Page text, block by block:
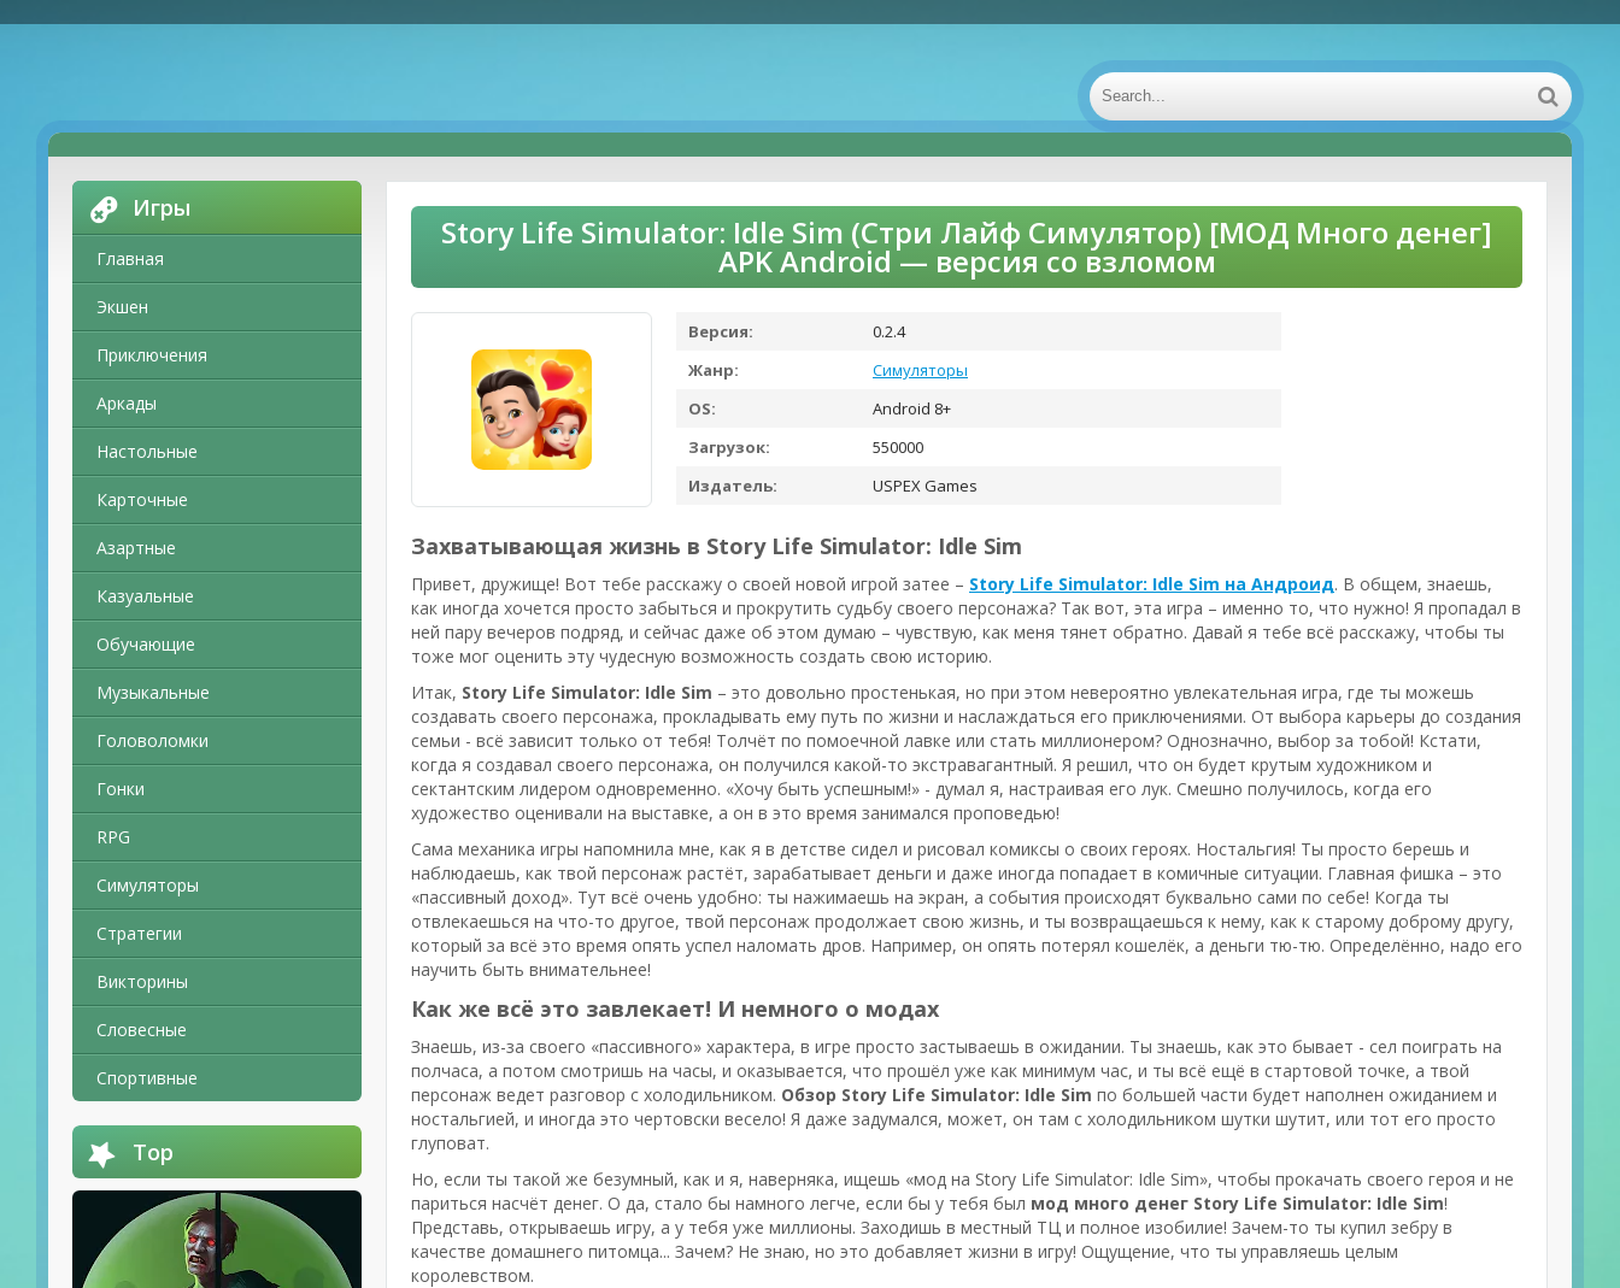
Игры
Главная
Экшен
Приключения
Аркады
Настольные
Карточные
Азартные
Казуальные
Обучающие
Музыкальные
Головоломки
Гонки
RPG
Симуляторы
Стратегии
Викторины
Словесные
Спортивные
Top
Story Life Simulator: Idle Sim (Стри Лайф Симулятор) [МОД Много денег]
APK Android — версия со взломом
Версия:
0.2.4
Жанр:
Симуляторы
OS:
Android 8+
Загрузок:
550000
Издатель:
USPEX Games
Захватывающая жизнь в Story Life Simulator: Idle Sim
Привет, дружище! Вот тебе расскажу о своей новой игрой затее – Story Life Simulator: Idle Sim на Андроид. В общем, знаешь,
как иногда хочется просто забыться и прокрутить судьбу своего персонажа? Так вот, эта игра – именно то, что нужно! Я пропадал в
ней пару вечеров подряд, и сейчас даже об этом думаю – чувствую, как меня тянет обратно. Давай я тебе всё расскажу, чтобы ты
тоже мог оценить эту чудесную возможность создать свою историю.
Итак, Story Life Simulator: Idle Sim – это довольно простенькая, но при этом невероятно увлекательная игра, где ты можешь
создавать своего персонажа, прокладывать ему путь по жизни и наслаждаться его приключениями. От выбора карьеры до создания
семьи - всё зависит только от тебя! Толчёт по помоечной лавке или стать миллионером? Однозначно, выбор за тобой! Кстати,
когда я создавал своего персонажа, он получился какой-то экстравагантный. Я решил, что он будет крутым художником и
сектантским лидером одновременно. «Хочу быть успешным!» - думал я, настраивая его лук. Смешно получилось, когда его
художество оценивали на выставке, а он в это время занимался проповедью!
Сама механика игры напомнила мне, как я в детстве сидел и рисовал комиксы о своих героях. Ностальгия! Ты просто берешь и
наблюдаешь, как твой персонаж растёт, зарабатывает деньги и даже иногда попадает в комичные ситуации. Главная фишка – это
«пассивный доход». Тут всё очень удобно: ты нажимаешь на экран, а события происходят буквально сами по себе! Когда ты
отвлекаешься на что-то другое, твой персонаж продолжает свою жизнь, и ты возвращаешься к нему, как к старому доброму другу,
который за всё это время опять успел наломать дров. Например, он опять потерял кошелёк, а деньги тю-тю. Определённо, надо его
научить быть внимательнее!
Как же всё это завлекает! И немного о модах
Знаешь, из-за своего «пассивного» характера, в игре просто застываешь в ожидании. Ты знаешь, как это бывает - сел поиграть на
полчаса, а потом смотришь на часы, и оказывается, что прошёл уже как минимум час, и ты всё ещё в стартовой точке, а твой
персонаж ведет разговор с холодильником. Обзор Story Life Simulator: Idle Sim по большей части будет наполнен ожиданием и
ностальгией, и иногда это чертовски весело! Я даже задумался, может, он там с холодильником шутки шутит, или тот его просто
глуповат.
Но, если ты такой же безумный, как и я, наверняка, ищешь «мод на Story Life Simulator: Idle Sim», чтобы прокачать своего героя и не
париться насчёт денег. О да, стало бы намного легче, если бы у тебя был мод много денег Story Life Simulator: Idle Sim!
Представь, открываешь игру, а у тебя уже миллионы. Заходишь в местный ТЦ и полное изобилие! Зачем-то ты купил зебру в
качестве домашнего питомца... Зачем? Не знаю, но это добавляет жизни в игру! Ощущение, что ты управляешь целым
королевством.